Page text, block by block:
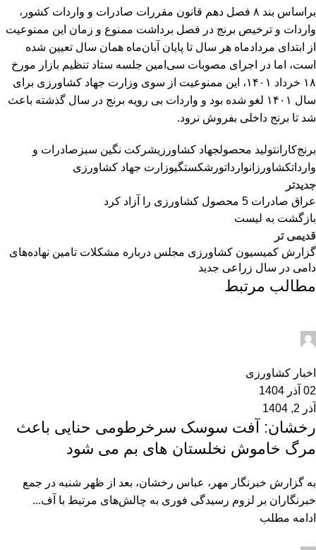
براساس بند ۸ فصل دهم قانون مقررات صادرات و واردات کشور،
واردات و ترخیص برنج در فصل برداشت ممنوع و زمان این ممنوعیت
از ابتدای مردادماه هر سال تا پایان آبان‌ماه همان سال تعیین شده
است، اما در اجرای مصوبات سی‌امین جلسه ستاد تنظیم بازار مورخ
۱۸ خرداد ۱۴۰۱، این ممنوعیت از سوی وزارت جهاد کشاورزی برای
سال ۱۴۰۱ لغو شده بود و واردات بی رویه برنج در سال گذشته باعث
شد تا برنج داخلی بفروش نرود.
برنج‌کارانتولید محصولجهاد کشاورزیشرکت نگین سبز صادرات و
وارداتکشاورزانوارداتورشکستگیوزارت جهاد کشاورزی
جدیدتر
عراق صادرات 5 محصول کشاورزی را آزاد کرد
بازگشت به لیست
قدیمی تر
گزارش کمیسیون کشاورزی مجلس درباره مشکلات تامین نهاده‌های
دامی در سال زراعی جدید
مطالب مرتبط
اخبار کشاورزی
02 آذر 1404
آذر 2, 1404
رخشان: آفت سوسک سرخرطومی حنایی باعث
مرگ خاموش نخلستان های بم می شود
به گزارش خبرنگار مهر، عباس رخشان، بعد از ظهر شنبه در جمع
خبرنگاران بر لزوم رسیدگی فوری به چالش‌های مرتبط با آف...
ادامه مطلب